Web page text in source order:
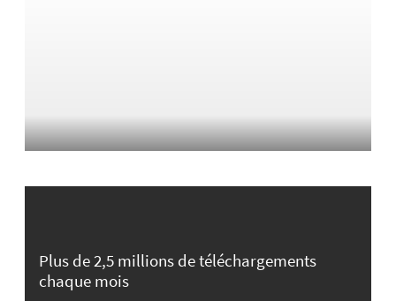
Plus de 2,5 millions de téléchargements
chaque mois